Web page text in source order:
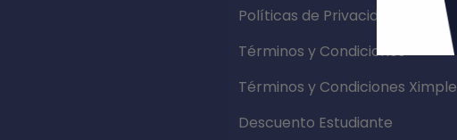
Políticas de Privacidad
Términos y Condiciones
Términos y Condiciones Ximple
Descuento Estudiante